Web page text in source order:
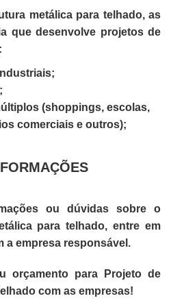
metálica para telhado, as
que desenvolve projetos de
(shoppings, escolas,
comerciais e outros);
ou dúvidas sobre o
para telhado, entre em
a empresa responsável.
orçamento para
Projeto de
com as empresas!